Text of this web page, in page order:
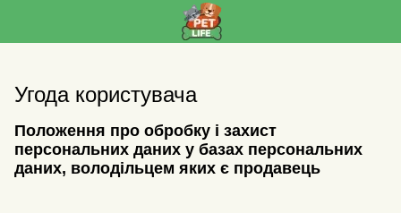
Угода користувача
Положення про обробку і захист
персональних даних у базах персональних
даних, володільцем яких є продавець